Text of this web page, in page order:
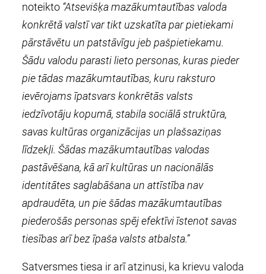
noteikto “Atsevišķa mazākumtautības valoda
konkrētā valstī var tikt uzskatīta par pietiekami
pārstāvētu un patstāvīgu jeb pašpietiekamu.
Šādu valodu parasti lieto personas, kuras pieder
pie tādas mazākumtautības, kuru raksturo
ievērojams īpatsvars konkrētās valsts
iedzīvotāju kopumā, stabila sociālā struktūra,
savas kultūras organizācijas un plašsaziņas
līdzekļi. Šādas mazākumtautības valodas
pastāvēšana, kā arī kultūras un nacionālās
identitātes saglabāšana un attīstība nav
apdraudēta, un pie šādas mazākumtautības
piederošās personas spēj efektīvi īstenot savas
tiesības arī bez īpaša valsts atbalsta.”
Satversmes tiesa ir arī atzinusi, ka krievu valoda